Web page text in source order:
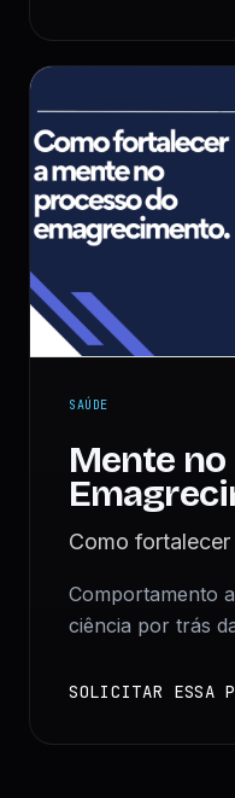
SAÚDE
Mente no
Como
Comportamento
ciência por trás
SOLICITAR ESSA